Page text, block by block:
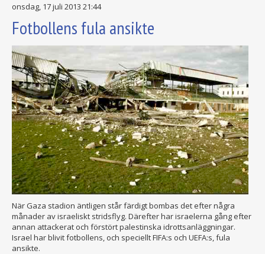
onsdag, 17 juli 2013 21:44
Fotbollens fula ansikte
När Gaza stadion äntligen står färdigt bombas det efter några
månader av israeliskt stridsflyg. Därefter har israelerna gång efter
annan attackerat och förstört palestinska idrottsanläggningar.
Israel har blivit fotbollens, och speciellt FIFA:s och UEFA:s, fula
ansikte.